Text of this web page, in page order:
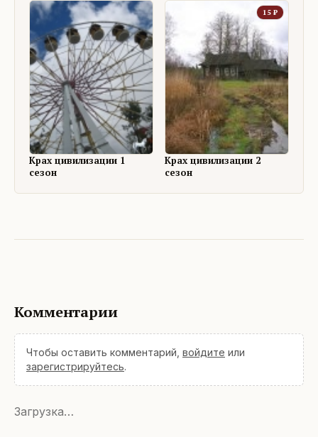
Крах цивилизации 1
сезон
15 ₽
Крах цивилизации 2
сезон
Комментарии
Чтобы оставить комментарий, войдите или
зарегистрируйтесь.
Загрузка…